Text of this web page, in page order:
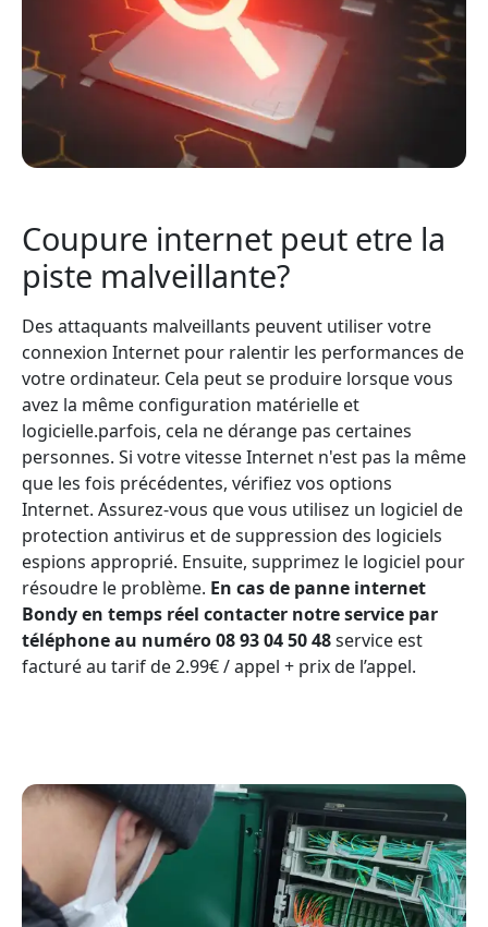
Coupure internet peut etre la
piste malveillante?
Des attaquants malveillants peuvent utiliser votre
connexion Internet pour ralentir les performances de
votre ordinateur. Cela peut se produire lorsque vous
avez la même configuration matérielle et
logicielle.parfois, cela ne dérange pas certaines
personnes. Si votre vitesse Internet n'est pas la même
que les fois précédentes, vérifiez vos options
Internet. Assurez-vous que vous utilisez un logiciel de
protection antivirus et de suppression des logiciels
espions approprié. Ensuite, supprimez le logiciel pour
résoudre le problème. En cas de panne internet
Bondy en temps réel contacter notre service par
téléphone au numéro 08 93 04 50 48service est
facturé au tarif de 2.99€ / appel + prix de l’appel.